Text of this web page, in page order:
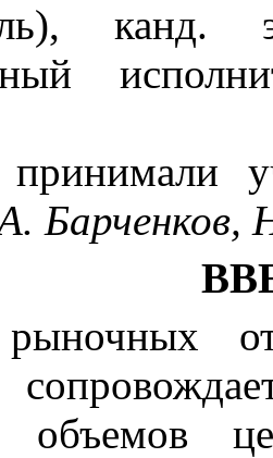
канд.
принимали
Барченков,
рыночных
сопровожда
объемов